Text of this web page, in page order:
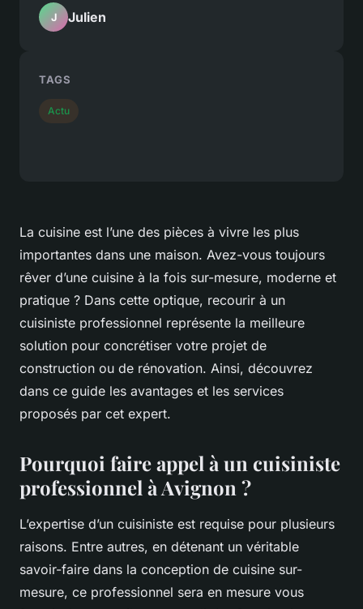
La cuisine est l’une des pièces à vivre les plus
importantes dans une maison. Avez-vous toujours
rêver d’une cuisine à la fois sur-mesure, moderne et
pratique ? Dans cette optique, recourir à un
cuisiniste professionnel représente la meilleure
solution pour concrétiser votre projet de
construction ou de rénovation. Ainsi, découvrez
dans ce guide les avantages et les services
proposés par cet expert.
Pourquoi faire appel à un cuisiniste
professionnel à Avignon ?
L’expertise d’un cuisiniste est requise pour plusieurs
raisons. Entre autres, en détenant un véritable
savoir-faire dans la conception de cuisine sur-
mesure, ce professionnel sera en mesure vous
J Julien
TAGS
Actu